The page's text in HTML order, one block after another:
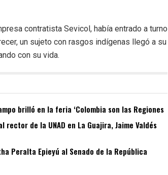
contratista Sevicol, había entrado a turno
un sujeto con rasgos indígenas llegó a su
con su vida.
brilló en la feria ‘Colombia son las Regiones
de la UNAD en La Guajira, Jaime Valdés
Peralta Epieyú al Senado de la República